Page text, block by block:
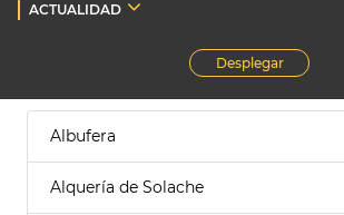
ACTUALIDAD
Desplegar
Albufera
Alquería de Solache